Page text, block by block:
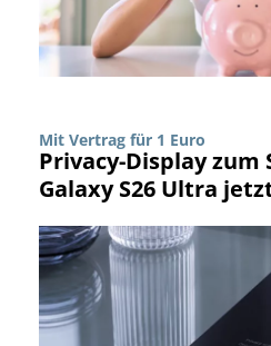
Mit Vertrag für 1 Euro
Privacy-Display zum
Galaxy S26 Ultra